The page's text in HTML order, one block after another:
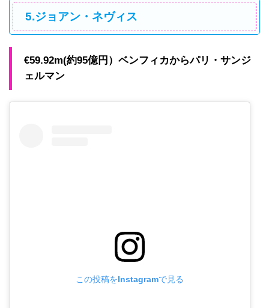
5.ジョアン・ネヴィス
€59.92m(約95億円）ベンフィカからパリ・サンジ
ェルマン
この投稿をInstagramで見る